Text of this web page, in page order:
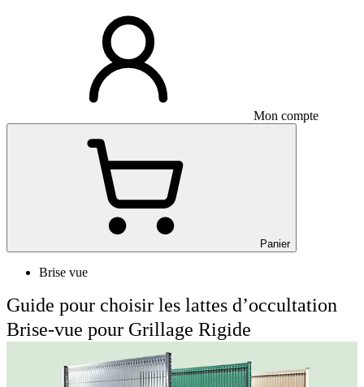
Mon compte
Panier
Brise vue
Guide pour choisir les lattes d’occultation
Brise-vue pour Grillage Rigide